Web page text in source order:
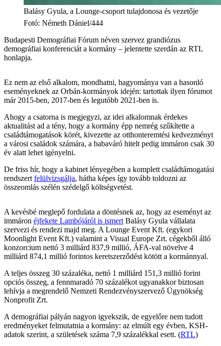
Balásy Gyula, a Lounge-csoport tulajdonosa és vezetője
Fotó: Németh Dániel/444
Budapesti Demográfiai Fórum néven szervez grandiózus
demográfiai konferenciát a kormány – jelentette szerdán az RTL
honlapja.
Ez nem az első alkalom, mondhatni, hagyománya van a hasonló
eseményeknek az Orbán-kormányok idején: tartottak ilyen fórumot
már 2015-ben, 2017-ben és legutóbb 2021-ben is.
Ahogy a csatorna is megjegyzi, az idei alkalomnak érdekes
aktualitást ad a tény, hogy a kormány épp nemrég szűkítette a
családtámogatások körét, kivezette az otthonteremtési kedvezményt
a városi családok számára, a babaváró hitelt pedig immáron csak 30
év alatt lehet igényelni.
De friss hír, hogy a kabinet lényegében a komplett családtámogatási
rendszert felülvizsgálja, hátha képes így tovább toldozni az
összeomlás szélén szédelgő költségvetést.
A kevésbé meglepő fordulata a döntésnek az, hogy az eseményt az
immáron éjfekete Lambójáról is ismert Balásy Gyula vállalata
szervezi és rendezi majd meg. A Lounge Event Kft. (egykori
Moonlight Event Kft.) valamint a Visual Europe Zrt. cégekből álló
konzorcium nettó 3 milliárd 837,9 millió, ÁFA-val növelve 4
milliárd 874,1 millió forintos keretszerződést kötött a kormánnyal.
A teljes összeg 30 százaléka, nettó 1 milliárd 151,3 millió forint
opciós összeg, a fennmaradó 70 százalékot ugyanakkor biztosan
lehívja a megrendelő Nemzeti Rendezvényszervező Ügynökség
Nonprofit Zrt.
A demográfiai pályán nagyon igyekszik, de egyelőre nem tudott
eredményeket felmutatnia a kormány: az elmúlt egy évben, KSH-
adatok szerint, a születések száma 7,9 százalékkal esett. (RTL)